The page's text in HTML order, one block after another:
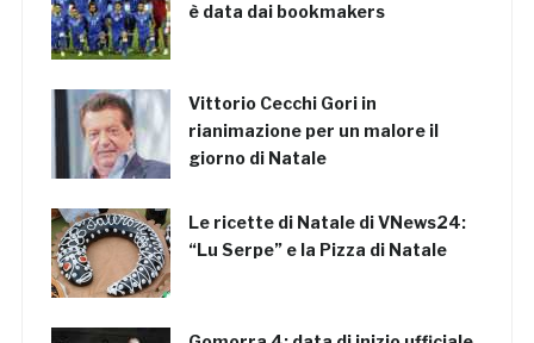
è data dai bookmakers
Vittorio Cecchi Gori in
rianimazione per un malore il
giorno di Natale
Le ricette di Natale di VNews24:
“Lu Serpe” e la Pizza di Natale